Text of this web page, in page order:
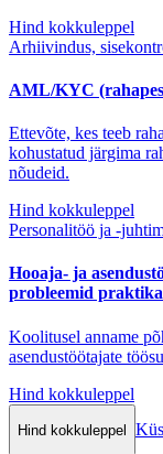
Hind kokkuleppel
Arhiivindus,
AML/KYC
Ettevõte, kes teeb
kohustatud järgima
nõudeid.
Hind kokkuleppel
Personalitöö ja -
Hooaja- ja
probleemid
Koolitusel anname
asendustöötajate
Hind kokkuleppel
Hind kokkuleppel